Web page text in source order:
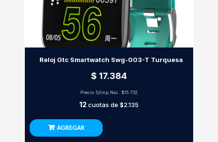
Reloj Gtc Smartwatch Swg-003-T Turquesa
$ 17.384
Precio S/Imp.Nac. $15.732
12cuotas de $2.135
AGREGAR